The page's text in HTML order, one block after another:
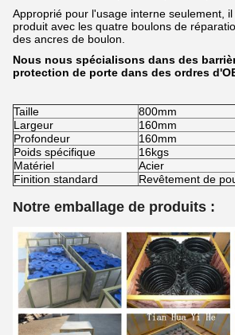
Approprié pour l'usage interne seulement,
produit avec les quatre boulons de
des ancres de boulon.
Nous nous spécialisons dans des
protection de porte dans des ordres
Taille
800mm
Largeur
160mm
Profondeur
160mm
Poids spécifique
16kgs
Matériel
Acier
Finition standard
Revêtement de
Notre emballage de produits :